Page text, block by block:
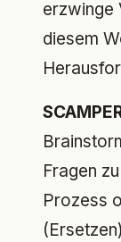
erzwinge
diesem
Fragen
Prozess